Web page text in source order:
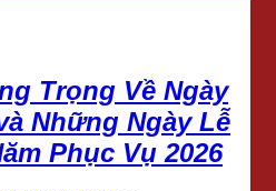
Trọng Về Ngày
Những Ngày Lễ
Phục Vụ 2026